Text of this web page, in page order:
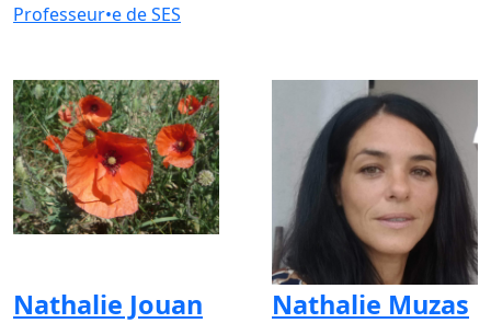
Professeur•e de SES
Nathalie Jouan
Nathalie Muzas